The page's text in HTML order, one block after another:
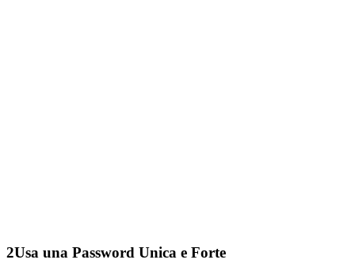
2Usa una Password Unica e Forte